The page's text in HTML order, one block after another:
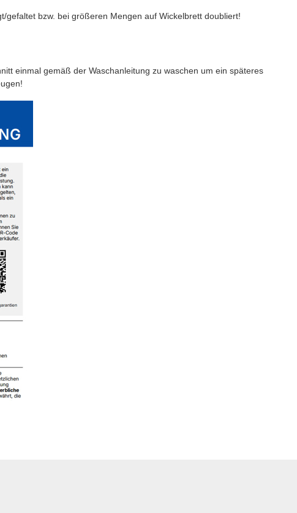
gefaltet bzw. bei größeren Mengen auf Wickelbrett doubliert!
einmal gemäß der Waschanleitung zu waschen um ein späteres